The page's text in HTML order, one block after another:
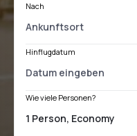
Nach
Hinflugdatum
Wie viele Personen?